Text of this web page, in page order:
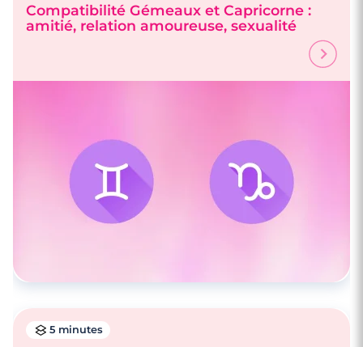
Compatibilité Gémeaux et Capricorne :
amitié, relation amoureuse, sexualité
5 minutes